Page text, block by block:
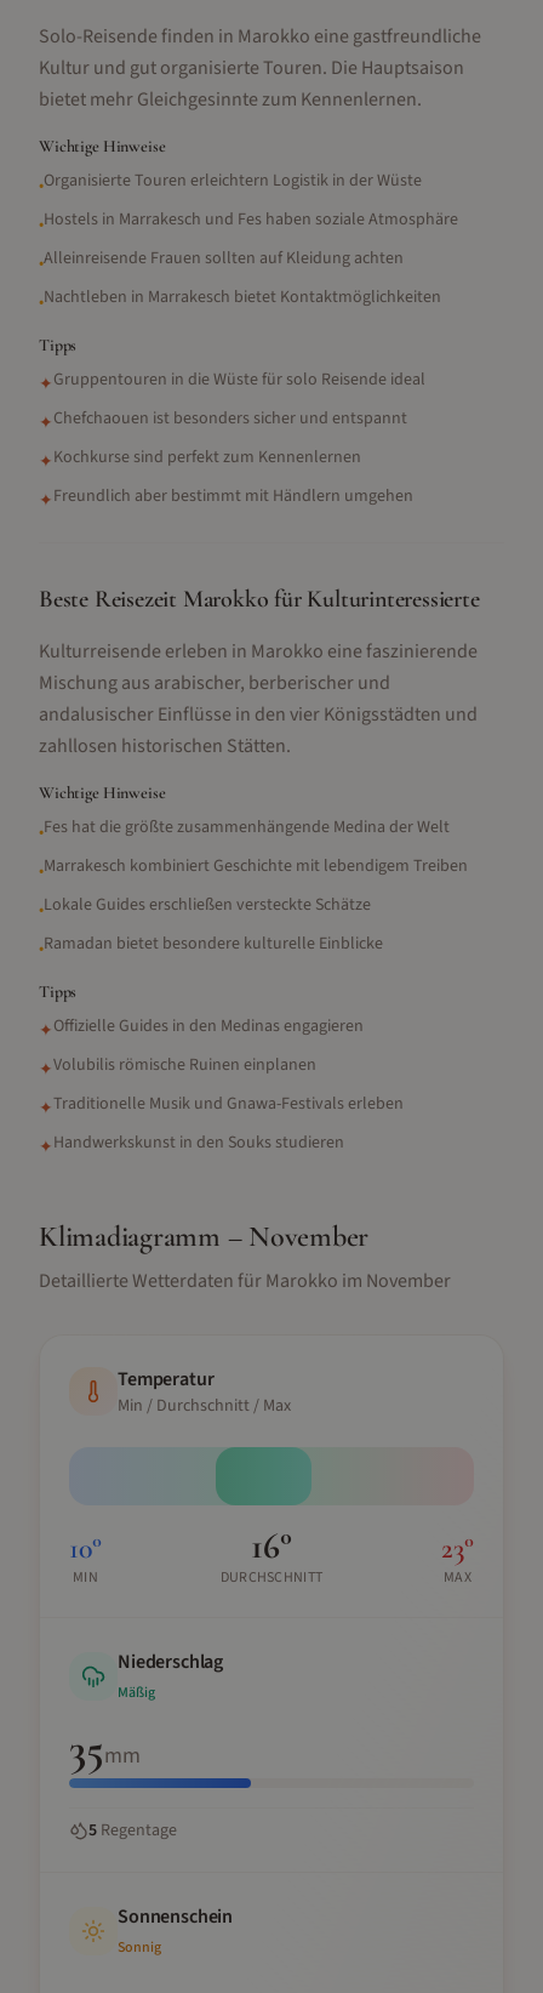
Solo-Reisende finden in Marokko eine gastfreundliche
Kultur und gut organisierte Touren. Die Hauptsaison
bietet mehr Gleichgesinnte zum Kennenlernen.
Wichtige Hinweise
•Organisierte Touren erleichtern Logistik in der Wüste
•Hostels in Marrakesch und Fes haben soziale Atmosphäre
•Alleinreisende Frauen sollten auf Kleidung achten
•Nachtleben in Marrakesch bietet Kontaktmöglichkeiten
Tipps
✦Gruppentouren in die Wüste für solo Reisende ideal
✦Chefchaouen ist besonders sicher und entspannt
✦Kochkurse sind perfekt zum Kennenlernen
✦Freundlich aber bestimmt mit Händlern umgehen
Beste Reisezeit Marokko für Kulturinteressierte
Kulturreisende erleben in Marokko eine faszinierende
Mischung aus arabischer, berberischer und
andalusischer Einflüsse in den vier Königsstädten und
zahllosen historischen Stätten.
Wichtige Hinweise
•Fes hat die größte zusammenhängende Medina der Welt
•Marrakesch kombiniert Geschichte mit lebendigem Treiben
•Lokale Guides erschließen versteckte Schätze
•Ramadan bietet besondere kulturelle Einblicke
Tipps
✦Offizielle Guides in den Medinas engagieren
✦Volubilis römische Ruinen einplanen
✦Traditionelle Musik und Gnawa-Festivals erleben
✦Handwerkskunst in den Souks studieren
Klimadiagramm – November
Detaillierte Wetterdaten fürMarokko im November
Temperatur
Min / Durchschnitt / Max
10°
MIN
16°
DURCHSCHNITT
23°
MAX
Niederschlag
Mäßig
35mm
5 Regentage
Sonnenschein
Sonnig